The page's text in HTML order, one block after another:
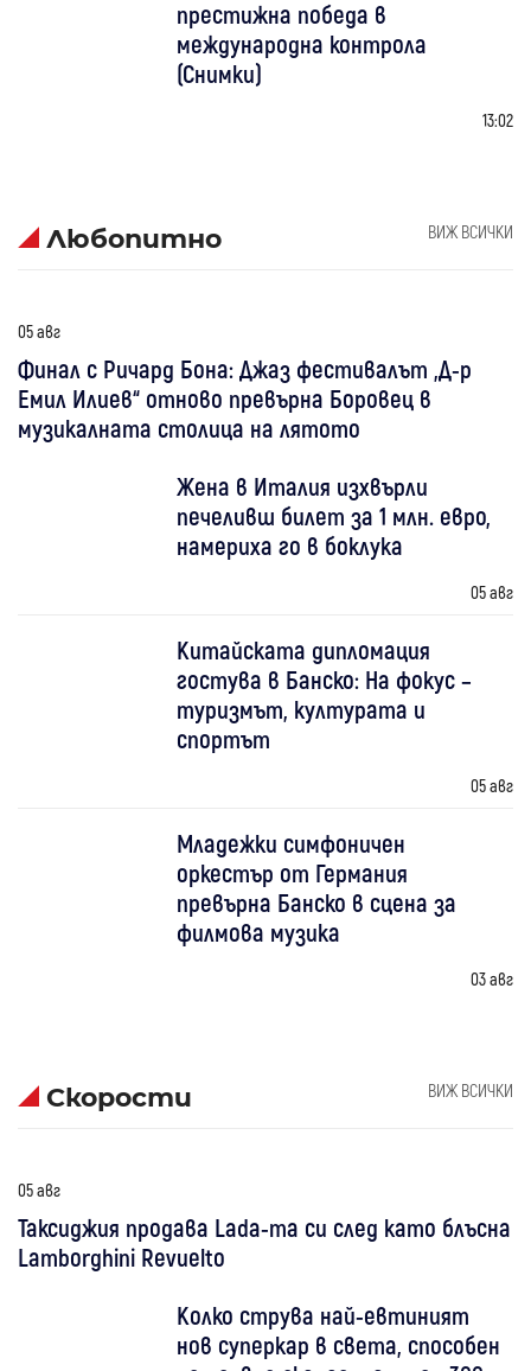
престижна победа в
международна контрола
(Снимки)
13:02
Любопитно ВИЖ ВСИЧКИ
05 авг
Финал с Ричард Бона: Джаз фестивалът „Д-р
Емил Илиев“ отново превърна Боровец в
музикалната столица на лятото
Жена в Италия изхвърли
печеливш билет за 1 млн. евро,
намериха го в боклука
05 авг
Китайската дипломация
гостува в Банско: На фокус –
туризмът, културата и
спортът
05 авг
Младежки симфоничен
оркестър от Германия
превърна Банско в сцена за
филмова музика
03 авг
Скорости ВИЖ ВСИЧКИ
05 авг
Таксиджия продава Lada-та си след като блъсна
Lamborghini Revuelto
Колко струва най-евтиният
нов суперкар в света, способен